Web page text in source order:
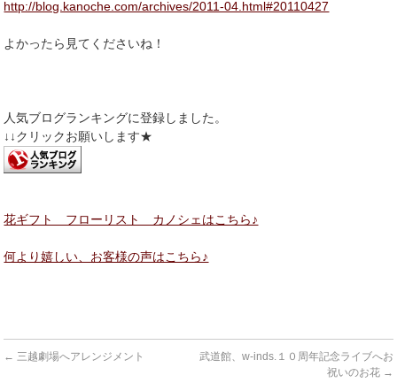
http://blog.kanoche.com/archives/2011-04.html#20110427
よかったら見てくださいね！
人気ブログランキングに登録しました。
↓↓クリックお願いします★
花ギフト フローリスト カノシェはこちら♪
何より嬉しい、お客様の声はこちら♪
← 三越劇場へアレンジメント
武道館、w-inds.１０周年記念ライブへお
祝いのお花 →